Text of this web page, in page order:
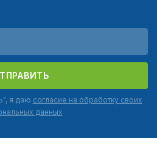
я даю согласие на обработку своих
данных